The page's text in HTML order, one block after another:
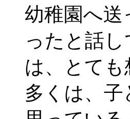
幼稚園へ送
ったと話
は、とて
多くは、